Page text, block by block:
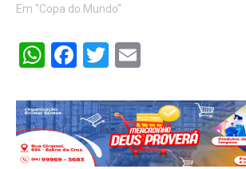
Em "Copa do Mundo"
WhatsApp
Facebook
Twitter